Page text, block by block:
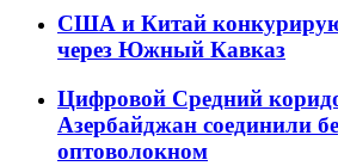
США и Китай
через Южный Кавказ
Цифровой Средний
Азербайджан соединили
оптоволокном